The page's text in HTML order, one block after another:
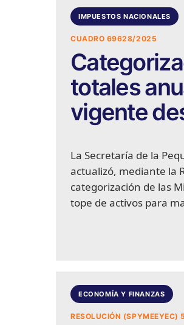
IMPUESTOS NACIONALES
CUADRO 69628/2025
totales
vigente
La Secretaría de la
actualizó, mediante la
categorización de las
tope de activos para
ECONOMÍA Y FINANZAS
RESOLUCIÓN